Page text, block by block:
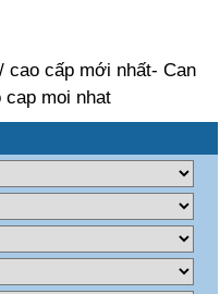
cao cấp mới nhất- Can
cap moi nhat